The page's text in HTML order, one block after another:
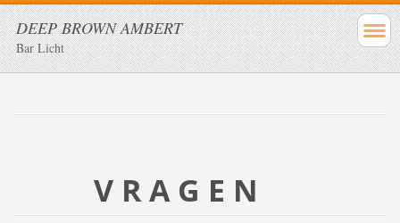
DEEP BROWN AMBERT
Bar Licht
V R A G E N